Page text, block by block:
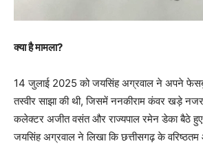
क्या है मामला?
14 जुलाई 2025 को जयसिंह अग्रवाल ने अपने
तस्वीर साझा की थी, जिसमें ननकीराम कंवर खड़े
कलेक्टर अजीत वसंत और राज्यपाल रमेन डेका बैठे
जयसिंह अग्रवाल ने लिखा कि छत्तीसगढ़ के वरिष्ठतम